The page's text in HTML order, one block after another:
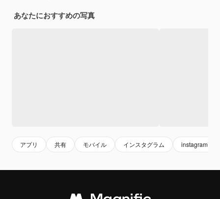
あなたにおすすめの写真
アプリ 共有 モバイル インスタグラム instagram画面